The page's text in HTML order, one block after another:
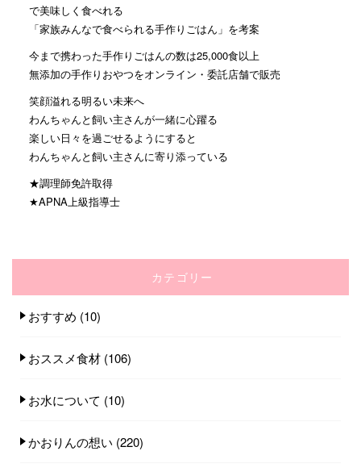
で美味しく食べれる
「家族みんなで食べられる手作りごはん」を考案
今まで携わった手作りごはんの数は25,000食以上
無添加の手作りおやつをオンライン・委託店舗で販売
笑顔溢れる明るい未来へ
わんちゃんと飼い主さんが一緒に心躍る
楽しい日々を過ごせるようにすると
わんちゃんと飼い主さんに寄り添っている
★調理師免許取得
★APNA上級指導士
カテゴリー
おすすめ (10)
おススメ食材 (106)
お水について (10)
かおりんの想い (220)